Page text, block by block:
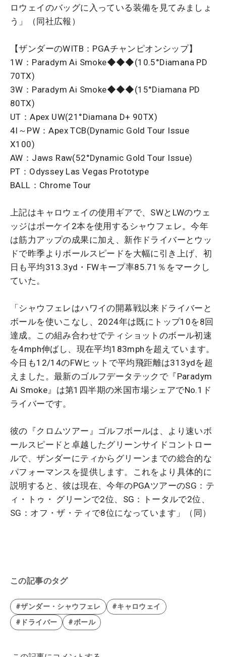
ロウェイのバッグに入っている装備を見てみましょ
う」（同社広報）
【ザンダーのWITB：PGAチャンピオンシップ】
1W：Paradym Ai Smoke◆◆◆(10.5°Diamana PD
70TX)
3W：Paradym Ai Smoke◆◆◆(15°Diamana PD
80TX)
UT：Apex UW(21°Diamana D+ 90TX)
4I～PW：Apex TCB(Dynamic Gold Tour Issue
X100)
AW：Jaws Raw(52°Dynamic Gold Tour Issue)
PT：Odyssey Las Vegas Prototype
BALL：Chrome Tour
上記はキャロウェイの使用ギアで、SWとLWのウェ
ッジはボーケイ2本を使用するシャウフェレ。今年
は筋力アップの成果に加え、新作ドライバーとウッ
ドで昨季よりボールスピードを大幅に引き上げ、初
日も平均313.3yd・FWキープ率85.71％をマークし
ていた。
「シャウフェレはハワイの開幕戦以来ドライバーと
ボールを使いこなし、2024年は既にトップ10を8回
達成。この組み合わせでティショットのボール初速
を4mph伸ばし、現在平均183mphを超えています。
今日も12/14のFWヒットで平均飛距離は313ydを超
えました。最新のゴルフデータテックで『Paradym
Ai Smoke』は第1四半期の米国市場シェアでNo.1ド
ライバーです。
彼の『クロムツアー』ゴルフボールは、より速いボ
ールスピードと卓越したグリーンサイドコントロー
ルで、ザンダーにティからグリーンまでの総合的な
パフォーマンスを提供します。これをより具体的に
説明すると、彼は現在、今年のPGAツアーのSG：テ
ィ・トゥ・ グリーンで2位、SG：トータルで2位、
SG：オフ・ザ・ティで8位になっています」（同）
この記事のタグ
#ザンダー・シャウフェレ
#キャロウェイ
#ドライバー
#ボール